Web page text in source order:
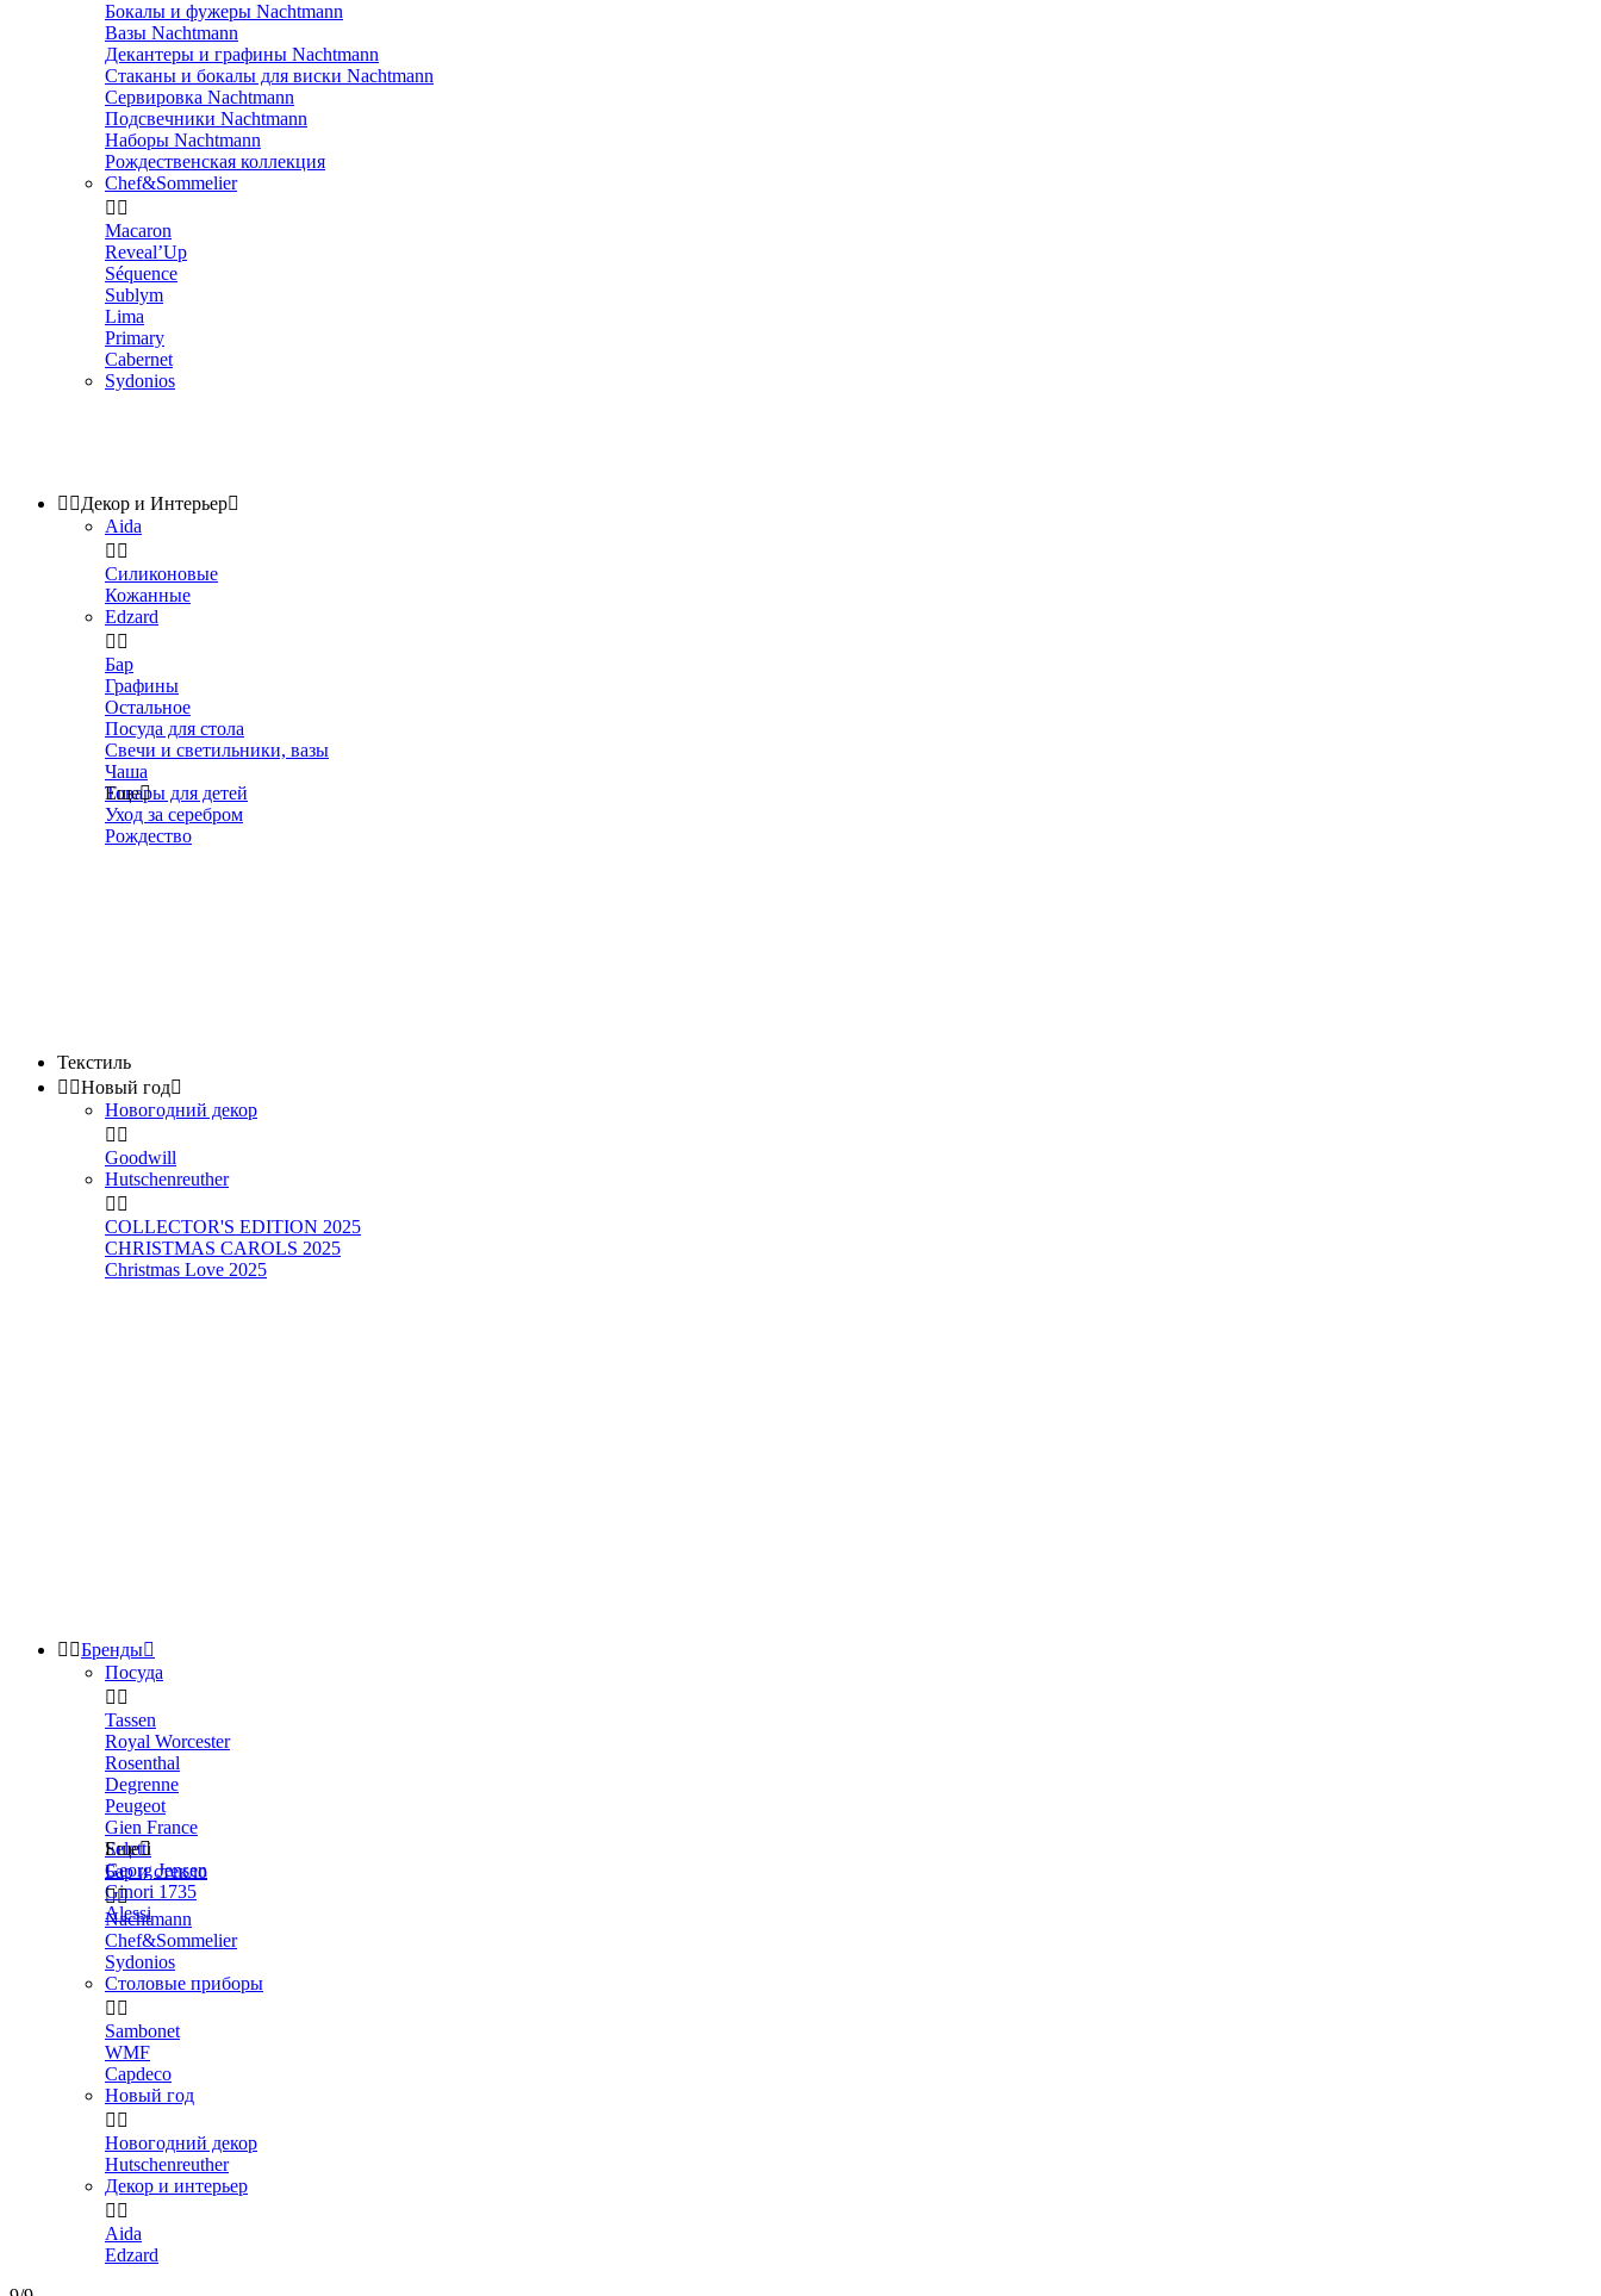
Бокалы и фужеры Nachtmann
Вазы Nachtmann
Декантеры и графины Nachtmann
Стаканы и бокалы для виски Nachtmann
Сервировка Nachtmann
Подсвечники Nachtmann
Наборы Nachtmann
Рождественская коллекция
Chef&Sommelier
 
Macaron
Reveal’Up
Séquence
Sublym
Lima
Primary
Cabernet
Sydonios
 Декор и Интерьер
Aida
 
Силиконовые
Кожанные
Edzard
 
Бар
Графины
Остальное
Посуда для стола
Свечи и светильники, вазы
Чаша
Товары для детей
Уход за серебром
Рождество
Еще
Текстиль
 Новый год
Новогодний декор
 
Goodwill
Hutschenreuther
 
COLLECTOR'S EDITION 2025
CHRISTMAS CAROLS 2025
Christmas Love 2025
 Бренды
Посуда
 
Tassen
Royal Worcester
Rosenthal
Degrenne
Peugeot
Gien France
Seletti
Georg Jensen
Ginori 1735
Alessi
Еще
Бар и стекло

Nachtmann
Chef&Sommelier
Sydonios
Столовые приборы
 
Sambonet
WMF
Capdeco
Новый год
 
Новогодний декор
Hutschenreuther
Декор и интерьер
 
Aida
Edzard